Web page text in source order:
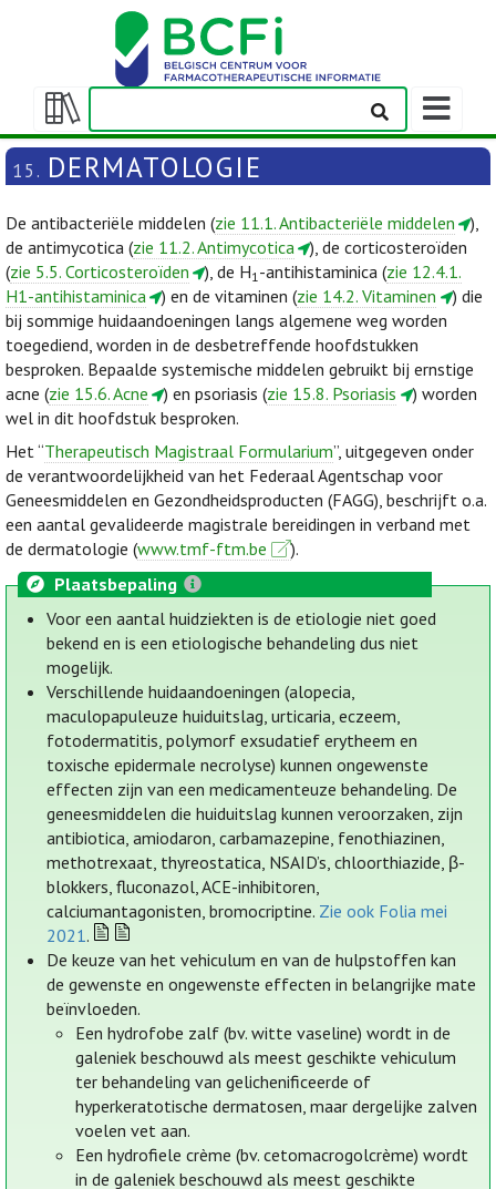
Weergeven/verbergen
inhoudstafel
15. DERMATOLOGIE
De antibacteriële middelen (zie 11.1. Antibacteriële middelen
),
de antimycotica (zie 11.2. Antimycotica
), de corticosteroïden
(zie 5.5. Corticosteroïden ), de H1-antihistaminica (zie 12.4.1.
H1-antihistaminica
) en de vitaminen (zie 14.2. Vitaminen
) die
bij sommige huidaandoeningen langs algemene weg worden
toegediend, worden in de desbetreffende hoofdstukken
besproken. Bepaalde systemische middelen gebruikt bij ernstige
acne (zie 15.6. Acne ) en psoriasis (zie 15.8. Psoriasis
) worden
wel in dit hoofdstuk besproken.
Het “Therapeutisch Magistraal Formularium”, uitgegeven onder
de verantwoordelijkheid van het Federaal Agentschap voor
Geneesmiddelen en Gezondheidsproducten (FAGG), beschrijft o.a.
een aantal gevalideerde magistrale bereidingen in verband met
de dermatologie (www.tmf-ftm.be
).
Plaatsbepaling
Voor een aantal huidziekten is de etiologie niet goed
bekend en is een etiologische behandeling dus niet
mogelijk.
Verschillende huidaandoeningen (alopecia,
maculopapuleuze huiduitslag, urticaria, eczeem,
fotodermatitis, polymorf exsudatief erytheem en
toxische epidermale necrolyse) kunnen ongewenste
effecten zijn van een medicamenteuze behandeling. De
geneesmiddelen die huiduitslag kunnen veroorzaken, zijn
antibiotica, amiodaron, carbamazepine, fenothiazinen,
methotrexaat, thyreostatica, NSAID’s, chloorthiazide, β-
blokkers, fluconazol, ACE-inhibitoren,
calciumantagonisten, bromocriptine. Zie ook Folia mei
2021.
De keuze van het vehiculum en van de hulpstoffen kan
de gewenste en ongewenste effecten in belangrijke mate
beïnvloeden.
Een hydrofobe zalf (bv. witte vaseline) wordt in de
galeniek beschouwd als meest geschikte vehiculum
ter behandeling van gelichenificeerde of
hyperkeratotische dermatosen, maar dergelijke zalven
voelen vet aan.
Een hydrofiele crème (bv. cetomacrogolcrème) wordt
in de galeniek beschouwd als meest geschikte